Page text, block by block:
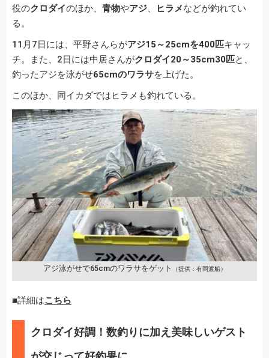
役のクロダイのほか、 青物やアジ、 ヒラメなどが釣れてい
る。
11月7日には、平野さんらがアジ15～25cmを400匹キャッ
チ。また、2日には中居さんがクロダイ20～35cm30匹と、
釣ったアジを泳がせ65cmのワラサを上げた。
このほか、同イカダではヒラメも釣れている。
アジ泳がせで65cmのワラサをゲット （提供：有岡渡船）
■詳細はこちら
クロダイ好調！数釣りに加え美味しいゲスト